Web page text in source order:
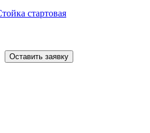
стартовая
Оставить заявку